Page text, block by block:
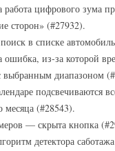
работа цифрового зума
сторон» (#27932).
в списке
ошибка, из-за которой
выбранным диапазоном
подсвечиваются
месяца (#28543).
— скрыта кнопка
детектора